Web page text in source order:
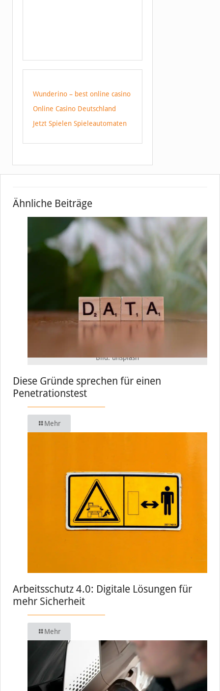
Wunderino – best online casino
Online Casino Deutschland
Jetzt Spielen Spieleautomaten
Ähnliche Beiträge
Bild: unsplash
Diese Gründe sprechen für einen
Penetrationstest
Mehr
Arbeitsschutz 4.0: Digitale Lösungen für
mehr Sicherheit
Mehr